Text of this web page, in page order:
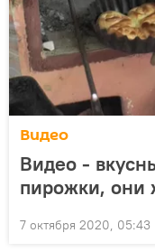
Видео
Видео -
пирожки, они
7 октября 2020, 05:43